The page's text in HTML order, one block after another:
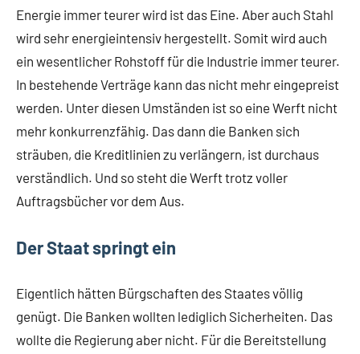
Energie immer teurer wird ist das Eine. Aber auch Stahl
wird sehr energieintensiv hergestellt. Somit wird auch
ein wesentlicher Rohstoff für die Industrie immer teurer.
In bestehende Verträge kann das nicht mehr eingepreist
werden. Unter diesen Umständen ist so eine Werft nicht
mehr konkurrenzfähig. Das dann die Banken sich
sträuben, die Kreditlinien zu verlängern, ist durchaus
verständlich. Und so steht die Werft trotz voller
Auftragsbücher vor dem Aus.
Der Staat springt ein
Eigentlich hätten Bürgschaften des Staates völlig
genügt. Die Banken wollten lediglich Sicherheiten. Das
wollte die Regierung aber nicht. Für die Bereitstellung